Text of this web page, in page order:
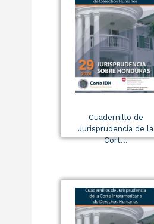
Cuadernillo de
Jurisprudencia de la
Cort...